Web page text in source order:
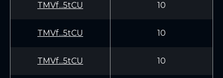
TMVf...5tCU 10
TMVf...5tCU 10
TMVf...5tCU 10